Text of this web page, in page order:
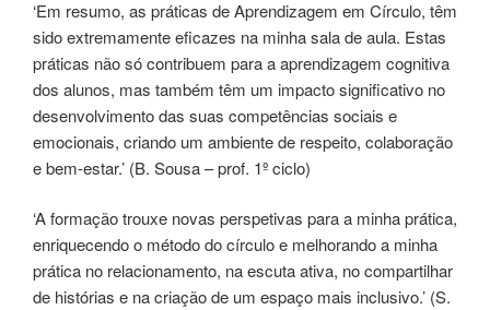
‘Em resumo, as práticas de Aprendizagem em Círculo, têm
sido extremamente eficazes na minha sala de aula. Estas
práticas não só contribuem para a aprendizagem cognitiva
dos alunos, mas também têm um impacto significativo no
desenvolvimento das suas competências sociais e
emocionais, criando um ambiente de respeito, colaboração
e bem-estar.’ (B. Sousa – prof. 1º ciclo)
‘A formação trouxe novas perspetivas para a minha prática,
enriquecendo o método do círculo e melhorando a minha
prática no relacionamento, na escuta ativa, no compartilhar
de histórias e na criação de um espaço mais inclusivo.’ (S.